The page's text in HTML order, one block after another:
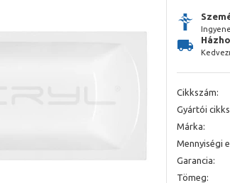
Cikkszám:
Gyártói
Márka:
Mennyiségi
Garancia:
Tömeg: